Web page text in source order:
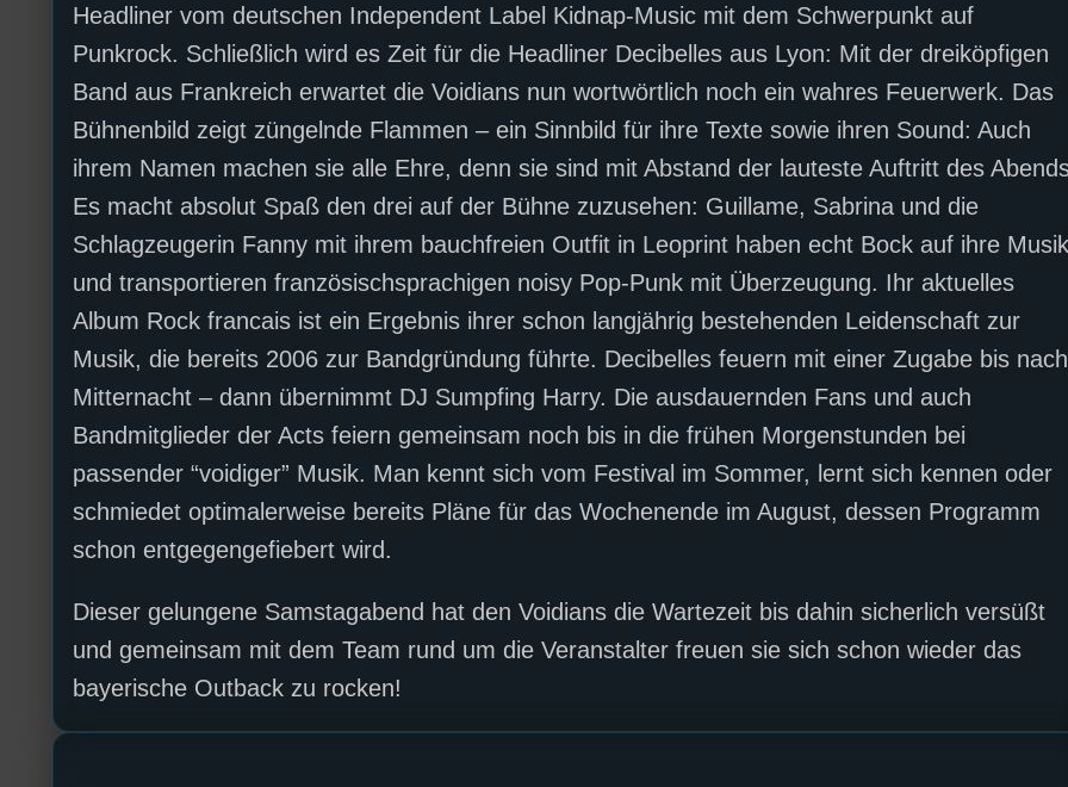
Headliner vom deutschen Independent Label Kidnap-Music mit dem Schwerpunkt auf
Punkrock. Schließlich wird es Zeit für die Headliner Decibelles aus Lyon: Mit der dreiköpfigen
Band aus Frankreich erwartet die Voidians nun wortwörtlich noch ein wahres Feuerwerk. Das
Bühnenbild zeigt züngelnde Flammen – ein Sinnbild für ihre Texte sowie ihren Sound: Auch
ihrem Namen machen sie alle Ehre, denn sie sind mit Abstand der lauteste Auftritt des
Es macht absolut Spaß den drei auf der Bühne zuzusehen: Guillame, Sabrina und die
Schlagzeugerin Fanny mit ihrem bauchfreien Outfit in Leoprint haben echt Bock auf ihre Musik
und transportieren französischsprachigen noisy Pop-Punk mit Überzeugung. Ihr aktuelles
Album Rock francais ist ein Ergebnis ihrer schon langjährig bestehenden Leidenschaft zur
Musik, die bereits 2006 zur Bandgründung führte. Decibelles feuern mit einer Zugabe bis nach
Mitternacht – dann übernimmt DJ Sumpfing Harry. Die ausdauernden Fans und auch
Bandmitglieder der Acts feiern gemeinsam noch bis in die frühen Morgenstunden bei
passender “voidiger” Musik. Man kennt sich vom Festival im Sommer, lernt sich kennen oder
schmiedet optimalerweise bereits Pläne für das Wochenende im August, dessen Programm
schon entgegengefiebert wird.
Dieser gelungene Samstagabend hat den Voidians die Wartezeit bis dahin sicherlich versüßt
und gemeinsam mit dem Team rund um die Veranstalter freuen sie sich schon wieder das
bayerische Outback zu rocken!